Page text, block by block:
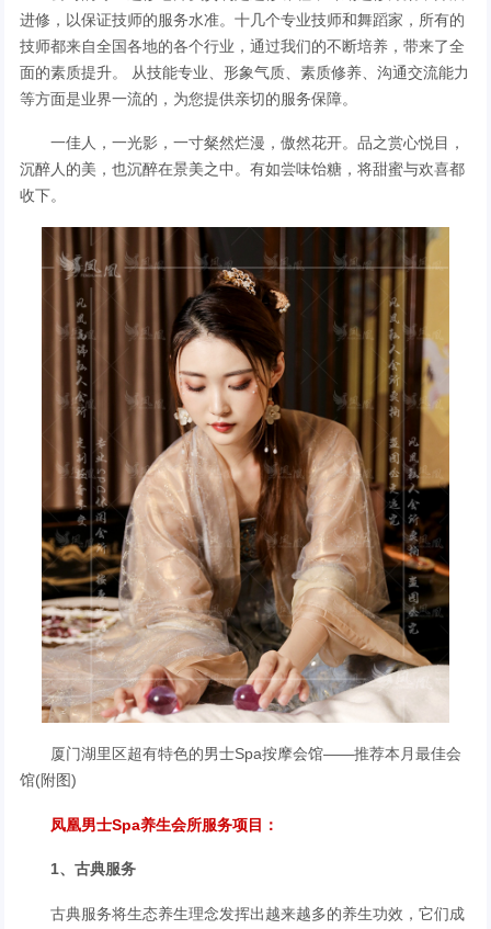
进修，以保证技师的服务水准。十几个专业技师和舞蹈家，所有的
技师都来自全国各地的各个行业，通过我们的不断培养，带来了全
面的素质提升。 从技能专业、形象气质、素质修养、沟通交流能力
等方面是业界一流的，为您提供亲切的服务保障。
一佳人，一光影，一寸粲然烂漫，傲然花开。品之赏心悦目，
沉醉人的美，也沉醉在景美之中。有如尝味饴糖，将甜蜜与欢喜都
收下。
厦门湖里区超有特色的男士Spa按摩会馆——推荐本月最佳会
馆(附图)
凤凰男士Spa养生会所服务项目：
1、古典服务
古典服务将生态养生理念发挥出越来越多的养生功效，它们成